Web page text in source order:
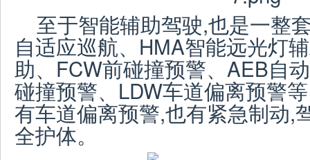
至于智能辅助驾驶,也是一整
自适应巡航、HMA智能远光灯
助、FCW前碰撞预警、AEB自
碰撞预警、LDW车道偏离预警
有车道偏离预警,也有紧急制动,
全护体。